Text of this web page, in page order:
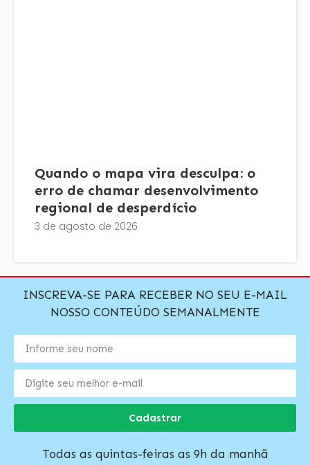
Quando o mapa vira desculpa: o
erro de chamar desenvolvimento
regional de desperdício
3 de agosto de 2026
INSCREVA-SE PARA RECEBER NO SEU E-MAIL
NOSSO CONTEÚDO SEMANALMENTE
Cadastrar
Todas as quintas-feiras as 9h da manhã